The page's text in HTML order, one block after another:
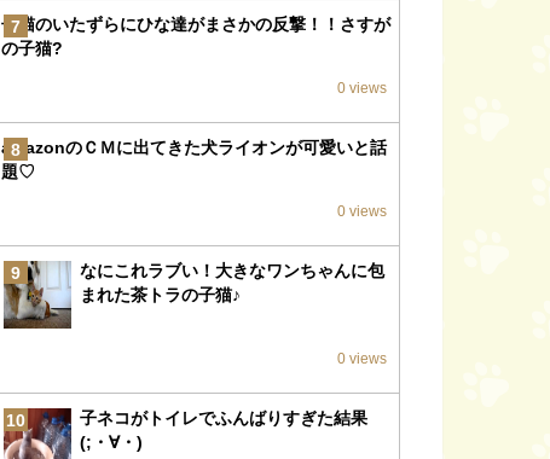
7
子猫のいたずらにひな達がまさかの反撃！！さすが
の子猫?
0 views
8
amazonのＣＭに出てきた犬ライオンが可愛いと話
題♡
0 views
9
なにこれラブい！大きなワンちゃんに包
まれた茶トラの子猫♪
0 views
10
子ネコがトイレでふんばりすぎた結果
(;・∀・)